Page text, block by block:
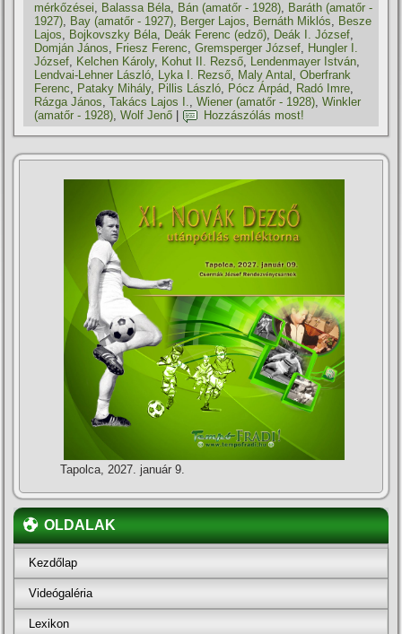
mérkőzései, Balassa Béla, Bán (amatőr - 1928), Baráth (amatőr -
1927), Bay (amatőr - 1927), Berger Lajos, Bernáth Miklós, Besze
Lajos, Bojkovszky Béla, Deák Ferenc (edző), Deák I. József,
Domján János, Friesz Ferenc,Gremsperger József, Hungler I.
József, Kelchen Károly, Kohut II. Rezső, Lendenmayer István,
Lendvai-Lehner László, Lyka I. Rezső, Maly Antal ,Oberfrank
Ferenc, Pataky Mihály, Pillis László, Pócz Árpád, Radó Imre,
Rázga János,Takács Lajos I.,Wiener (amatőr - 1928),Winkler
(amatőr - 1928),Wolf Jenő Hozzászólás most!
Tapolca, 2027. január 9.
OLDALAK
Kezdőlap
Videógaléria
Lexikon